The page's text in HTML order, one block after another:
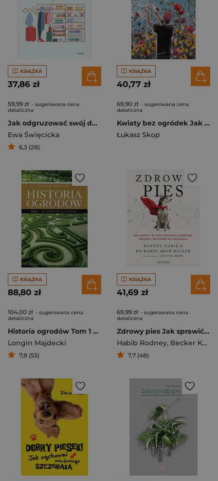
KSIĄŻKA
37,86 zł
59,99 zł - sugerowana cena
detaliczna
Jak odgruzować swój dom
Ewa Święcicka
6,3 (28)
KSIĄŻKA
40,77 zł
69,90 zł - sugerowana cena
detaliczna
Kwiaty bez ogródek Jak dbać o rośliny przez cały rok
Łukasz Skop
KSIĄŻKA
88,80 zł
104,00 zł - sugerowana cena
detaliczna
Historia ogrodów Tom 1 Od starożytności po barok
Longin Majdecki
7,8 (53)
KSIĄŻKA
41,69 zł
69,99 zł - sugerowana cena
detaliczna
Zdrowy pies Jak sprawić by twój przyjaciel zachował młodość i witalność jak najdłużej
Habib Rodney, Becker Karen
7,7 (48)